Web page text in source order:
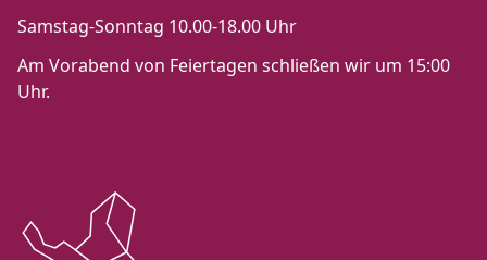
Samstag-Sonntag 10.00-18.00 Uhr
Am Vorabend von Feiertagen schließen wir um 15:00
Uhr.